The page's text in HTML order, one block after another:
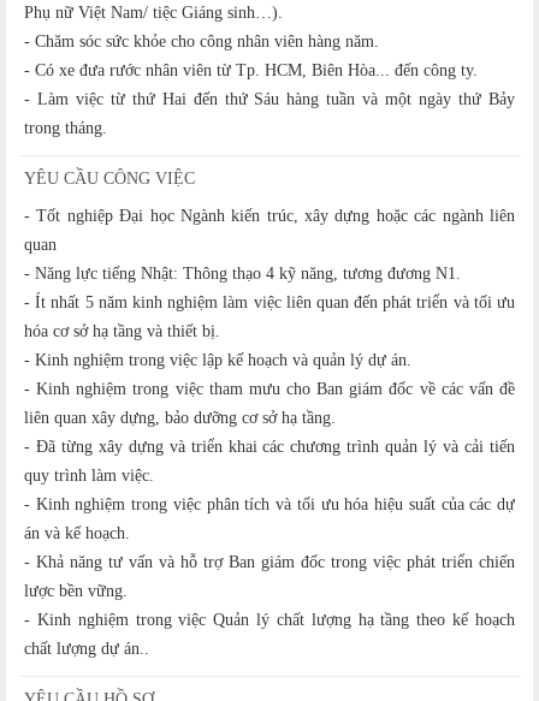
Phụ nữ Việt Nam/ tiệc Giáng sinh…).
- Chăm sóc sức khỏe cho công nhân viên hàng năm.
- Có xe đưa rước nhân viên từ Tp. HCM, Biên Hòa... đến công ty.
- Làm việc từ thứ Hai đến thứ Sáu hàng tuần và một ngày thứ Bảy
trong tháng.
YÊU CẦU CÔNG VIỆC
- Tốt nghiệp Đại học Ngành kiến trúc, xây dựng hoặc các ngành liên
quan
- Năng lực tiếng Nhật: Thông thạo 4 kỹ năng, tương đương N1.
- Ít nhất 5 năm kinh nghiệm làm việc liên quan đến phát triển và tối ưu
hóa cơ sở hạ tầng và thiết bị.
- Kinh nghiệm trong việc lập kế hoạch và quản lý dự án.
- Kinh nghiệm trong việc tham mưu cho Ban giám đốc về các vấn đề
liên quan xây dựng, bảo dưỡng cơ sở hạ tầng.
- Đã từng xây dựng và triển khai các chương trình quản lý và cải tiến
quy trình làm việc.
- Kinh nghiệm trong việc phân tích và tối ưu hóa hiệu suất của các dự
án và kế hoạch.
- Khả năng tư vấn và hỗ trợ Ban giám đốc trong việc phát triển chiến
lược bền vững.
- Kinh nghiệm trong việc Quản lý chất lượng hạ tầng theo kế hoạch
chất lượng dự án..